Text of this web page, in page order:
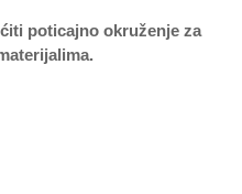
poticajno okruženje za